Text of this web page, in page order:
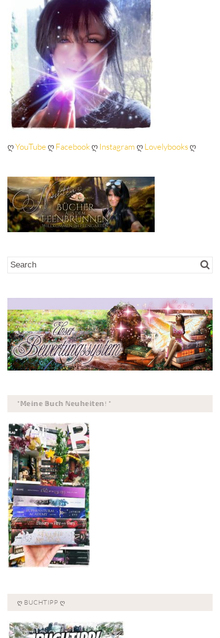
ღYouTubeღFacebookღ InstagramღLovelybooksღ
*𝕄𝕖𝕚𝕟𝕖 𝔹𝕦𝕔𝕙 ℕ𝕖𝕦𝕙𝕖𝕚𝕥𝕖𝕟! *
Ღ BUCHTIPP Ღ